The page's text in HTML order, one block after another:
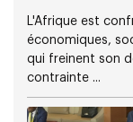
L'Afrique est
économiques,
qui freinent son
contrainte ...